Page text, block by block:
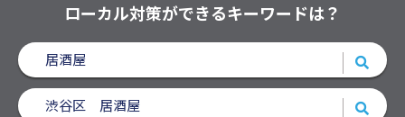
ローカル対策ができるキーワードは？
居酒屋
渋谷区 居酒屋